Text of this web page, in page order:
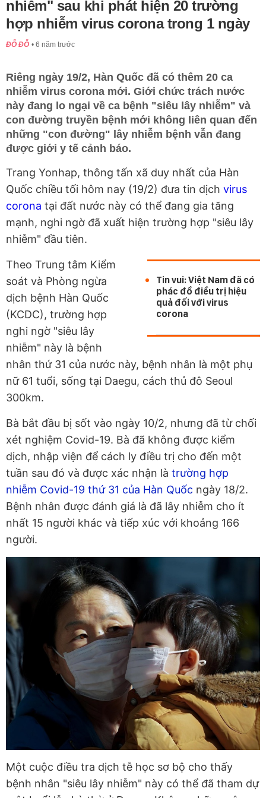
nhiễm" sau khi phát hiện 20 trường
hợp nhiễm virus corona trong 1 ngày
ĐỖ ĐỖ 6 năm trước
Riêng ngày 19/2, Hàn Quốc đã có thêm 20 ca
nhiễm virus corona mới. Giới chức trách nước
này đang lo ngại về ca bệnh "siêu lây nhiễm" và
con đường truyền bệnh mới không liên quan đến
những "con đường" lây nhiễm bệnh vẫn đang
được giới y tế cảnh báo.
Trang Yonhap, thông tấn xã duy nhất của Hàn
Quốc chiều tối hôm nay (19/2) đưa tin dịch virus
corona tại đất nước này có thể đang gia tăng
mạnh, nghi ngờ đã xuất hiện trường hợp "siêu lây
nhiễm" đầu tiên.
Tin vui: Việt Nam đã có
phác đồ điều trị hiệu
quả đối với virus
corona
Theo Trung tâm Kiểm
soát và Phòng ngừa
dịch bệnh Hàn Quốc
(KCDC), trường hợp
nghi ngờ "siêu lây
nhiễm" này là bệnh
nhân thứ 31 của nước này, bệnh nhân là một phụ
nữ 61 tuổi, sống tại Daegu, cách thủ đô Seoul
300km.
Bà bắt đầu bị sốt vào ngày 10/2, nhưng đã từ chối
xét nghiệm Covid-19. Bà đã không được kiểm
dịch, nhập viện để cách ly điều trị cho đến một
tuần sau đó và được xác nhận là trường hợp
nhiễm Covid-19 thứ 31 của Hàn Quốc ngày 18/2.
Bệnh nhân được đánh giá là đã lây nhiễm cho ít
nhất 15 người khác và tiếp xúc với khoảng 166
người.
Một cuộc điều tra dịch tễ học sơ bộ cho thấy
bệnh nhân "siêu lây nhiễm" này có thể đã tham dự